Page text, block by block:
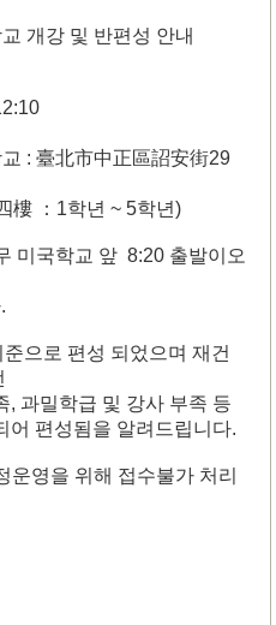
개강 및 반편성 안내
: 臺北市中正區詔安街29
樓 ：1학년 ~ 5학년)
미국학교 앞 8:20 출발이오
으로 편성 되었으며 재건
과밀학급 및 강사 부족 등
어 편성됨을 알려드립니다.
운영을 위해 접수불가 처리